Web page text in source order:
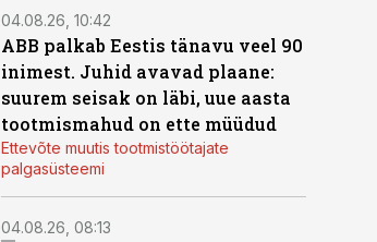
04.08.26, 10:42
ABB palkab Eestis tänavu veel 90
inimest. Juhid avavad plaane:
suurem seisak on läbi, uue aasta
tootmismahud on ette müüdud
Ettevõte muutis tootmistöötajate
palgasüsteemi
04.08.26, 08:13